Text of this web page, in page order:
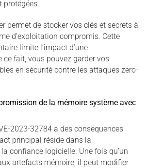
protégées.
permet de stocker vos clés et secrets à
d’exploitation compromis. Cette
limite l’impact d’une
ce fait, vous pouvez garder vos
en sécurité contre les attaques zero-
de la mémoire système avec
2023-32784 a des conséquences
principal réside dans la
confiance logicielle. Une fois qu’un
artefacts mémoire, il peut modifier